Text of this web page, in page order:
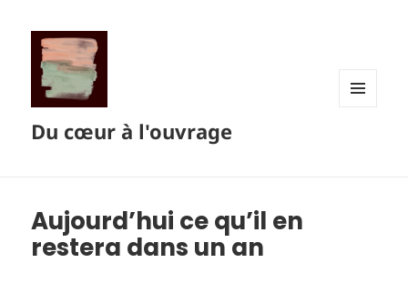
Du cœur à l'ouvrage
Aujourd’hui ce qu’il en
restera dans un an